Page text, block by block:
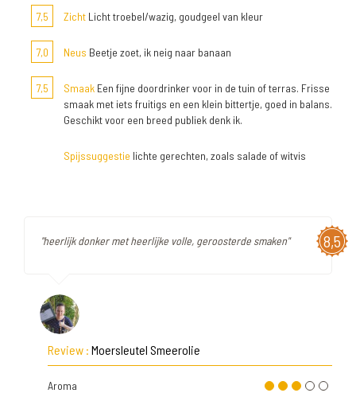
7,5
Zicht Licht troebel/wazig, goudgeel van kleur
7,0 Neus Beetje zoet, ik neig naar banaan
7,5 Smaak Een fijne doordrinker voor in de tuin of terras. Frisse
smaak met iets fruitigs en een klein bittertje, goed in balans.
Geschikt voor een breed publiek denk ik.
Spijssuggestie lichte gerechten, zoals salade of witvis
8,5
"heerlijk donker met heerlijke volle, geroosterde smaken"
Review : Moersleutel Smeerolie
Aroma